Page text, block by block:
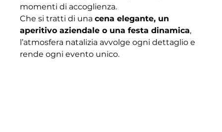
momenti di accoglienza.
Che si tratti di una cena elegante, un
aperitivo aziendale o una festa dinamica,
l’atmosfera natalizia avvolge ogni dettaglio e
rende ogni evento unico.